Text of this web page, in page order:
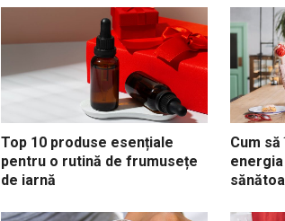
Top 10 produse esențiale
pentru o rutină de frumusețe
de iarnă
Cum